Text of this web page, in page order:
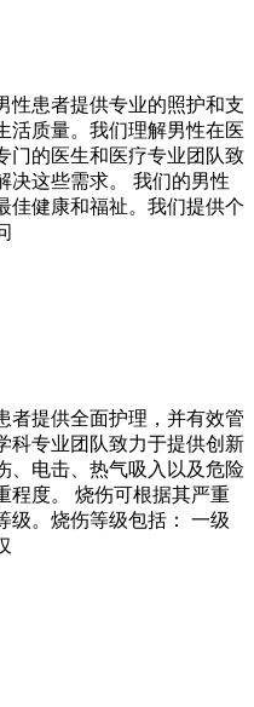
性患者提供专业的照护和支
活质量。我们理解男性在医
门的医生和医疗专业团队致
决这些需求。 我们的男性
佳健康和福祉。我们提供个
者提供全面护理，并有效管
科专业团队致力于提供创新
、电击、热气吸入以及危险
程度。 烧伤可根据其严重
级。烧伤等级包括： 一级